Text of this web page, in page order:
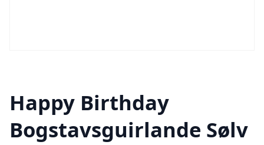
Happy Birthday
Bogstavsguirlande Sølv